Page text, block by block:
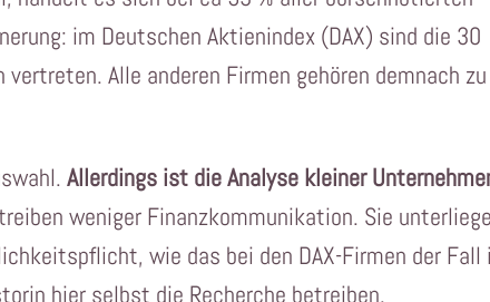
im Deutschen Aktienindex (DAX) sind die 30
Alle anderen Firmen gehören demnach zu
Allerdings ist die Analyse kleiner
weniger Finanzkommunikation. Sie
wie das bei den DAX-Firmen der Fall
hier selbst die Recherche betreiben.